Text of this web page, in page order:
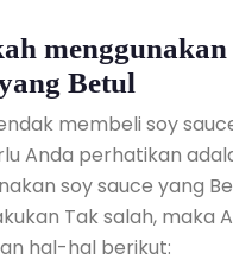
menggunakan
Betul
membeli soy
Anda perhatikan
soy sauce yang
Tak salah, maka
hal-hal berikut: